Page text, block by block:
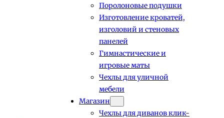
Поролоновые подушки
Изготовление кроватей,
изголовий и стеновых
панелей
Гимнастические и
игровые маты
Чехлы для уличной
мебели
Магазин
Чехлы для диванов клик-